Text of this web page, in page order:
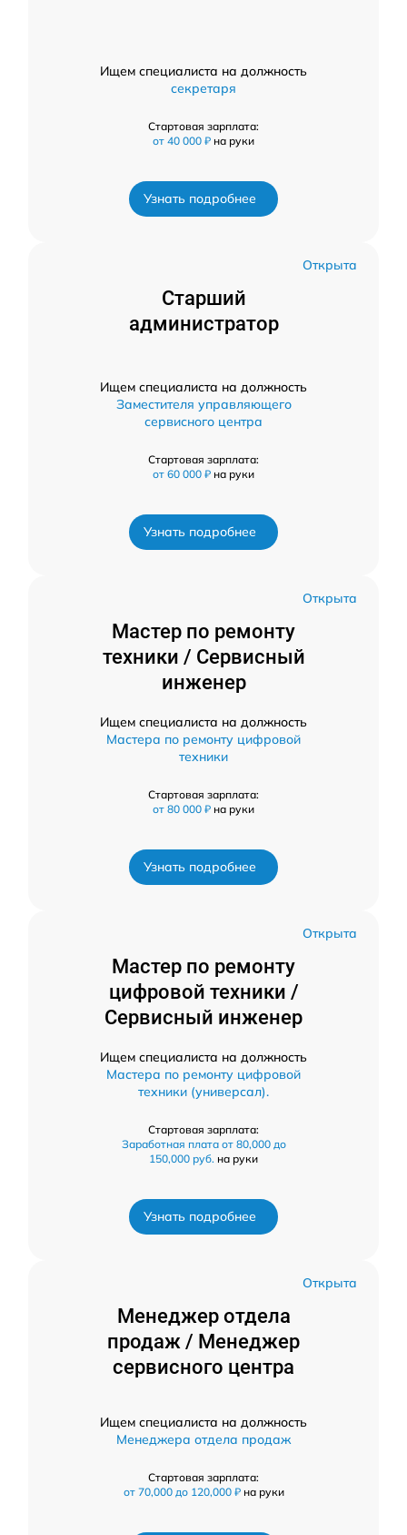
Ищем специалиста на должность
секретаря
Стартовая зарплата:
от 40 000 ₽ на руки
Узнать подробнее
Открыта
Старший
администратор
Ищем специалиста на должность
Заместителя управляющего
сервисного центра
Стартовая зарплата:
от 60 000 ₽ на руки
Узнать подробнее
Открыта
Мастер по ремонту
техники / Сервисный
инженер
Ищем специалиста на должность
Мастера по ремонту цифровой
техники
Стартовая зарплата:
от 80 000 ₽ на руки
Узнать подробнее
Открыта
Мастер по ремонту
цифровой техники /
Сервисный инженер
Ищем специалиста на должность
Мастера по ремонту цифровой
техники (универсал).
Стартовая зарплата:
Заработная плата от 80,000 до
150,000 руб. на руки
Узнать подробнее
Открыта
Менеджер отдела
продаж / Менеджер
сервисного центра
Ищем специалиста на должность
Менеджера отдела продаж
Стартовая зарплата:
от 70,000 до 120,000 ₽ на руки